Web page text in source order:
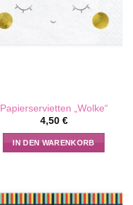
Papierservietten „Wolke“
4,50 €
IN DEN WARENKORB